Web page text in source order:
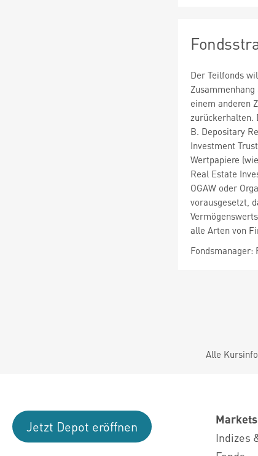
Der Teilfonds
einem anderen
zurückerhalten.
B. Depositary
Investment
Wertpapiere
Real Estate
OGAW oder
vorausgesetzt,
alle Arten von
Fondsmanager:
Alle
Jetzt Depot eröffnen
Markets
Indizes